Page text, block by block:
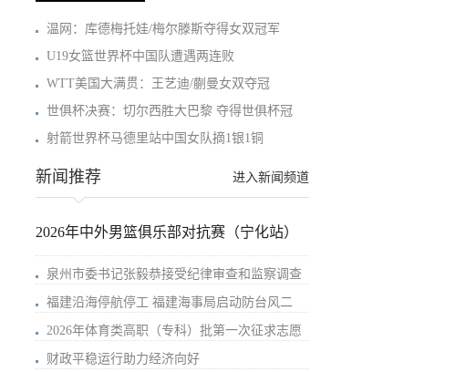
温网：库德梅托娃/梅尔滕斯夺得女双冠军
U19女篮世界杯中国队遭遇两连败
WTT美国大满贯：王艺迪/蒯曼女双夺冠
世俱杯决赛：切尔西胜大巴黎 夺得世俱杯冠
射箭世界杯马德里站中国女队摘1银1铜
进入新闻频道
新闻推荐
2026年中外男篮俱乐部对抗赛（宁化站）
泉州市委书记张毅恭接受纪律审查和监察调查
福建沿海停航停工 福建海事局启动防台风二
2026年体育类高职（专科）批第一次征求志愿
财政平稳运行助力经济向好